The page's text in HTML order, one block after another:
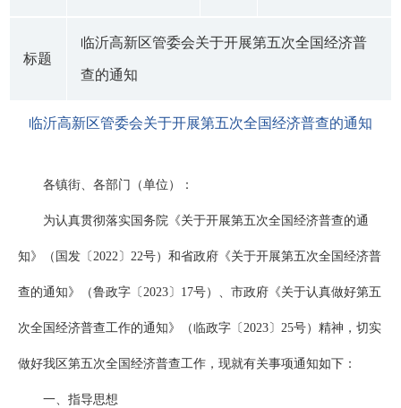
标题
临沂高新区管委会关于开展第五次全国经济普
查的通知
临沂高新区管委会关于开展第五次全国经济普查的通知
各镇街、各部门（单位）：
为认真贯彻落实国务院《关于开展第五次全国经济普查的通
知》（国发〔2022〕22号）和省政府《关于开展第五次全国经济普
查的通知》（鲁政字〔2023〕17号）、市政府《关于认真做好第五
次全国经济普查工作的通知》（临政字〔2023〕25号）精神，切实
做好我区第五次全国经济普查工作，现就有关事项通知如下：
一、指导思想